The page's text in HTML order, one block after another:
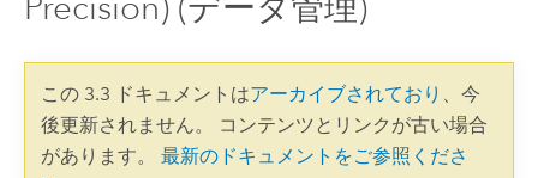
この 3.3 ドキュメントはアーカイブされており 、今
後更新されません。 コンテンツとリンクが古い場合
があります。 最新のドキュメントをご参照くださ